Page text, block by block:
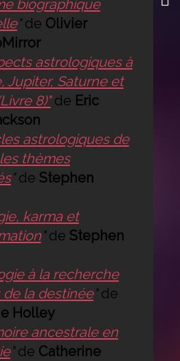
biographique
"de Olivier
astrologiques à
Jupiter, Saturne et
8)"de Eric
astrologiques de
thèmes
"de Stephen
karma et
"de Stephen
à la recherche
de la destinée"de
Holley
ancestrale en
"de Catherine